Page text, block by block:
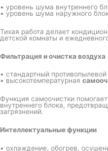
• уровень шума внутреннего
• уровень шума наружного
Тихая работа делает
детской комнаты и
Фильтрация и очистка воздуха
• стандартный противопылевой
• высокотемпературная
Функция самоочистки
внутреннего блока,
загрязнений.
Интеллектуальные функции
• охлаждение, обогрев,